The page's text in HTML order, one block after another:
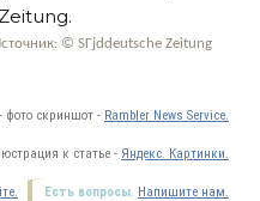
© SГјddeutsche Zeitung
фото скриншот - Rambler News Service.
к статье - Яндекс. Картинки.
Есть вопросы. Напишите нам.